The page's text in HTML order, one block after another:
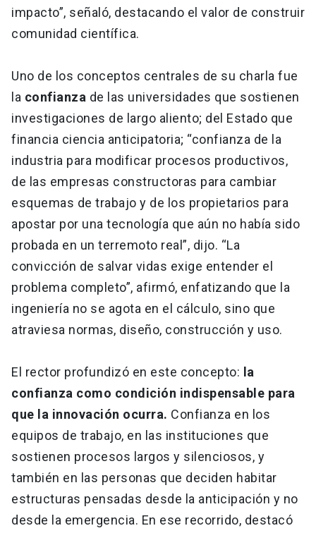
impacto”, señaló, destacando el valor de construir
comunidad científica.
Uno de los conceptos centrales de su charla fue
la confianza de las universidades que sostienen
investigaciones de largo aliento; del Estado que
financia ciencia anticipatoria; “confianza de la
industria para modificar procesos productivos,
de las empresas constructoras para cambiar
esquemas de trabajo y de los propietarios para
apostar por una tecnología que aún no había sido
probada en un terremoto real”, dijo. “La
convicción de salvar vidas exige entender el
problema completo”, afirmó, enfatizando que la
ingeniería no se agota en el cálculo, sino que
atraviesa normas, diseño, construcción y uso.
El rector profundizó en este concepto: la
confianza como condición indispensable para
que la innovación ocurra. Confianza en los
equipos de trabajo, en las instituciones que
sostienen procesos largos y silenciosos, y
también en las personas que deciden habitar
estructuras pensadas desde la anticipación y no
desde la emergencia. En ese recorrido, destacó